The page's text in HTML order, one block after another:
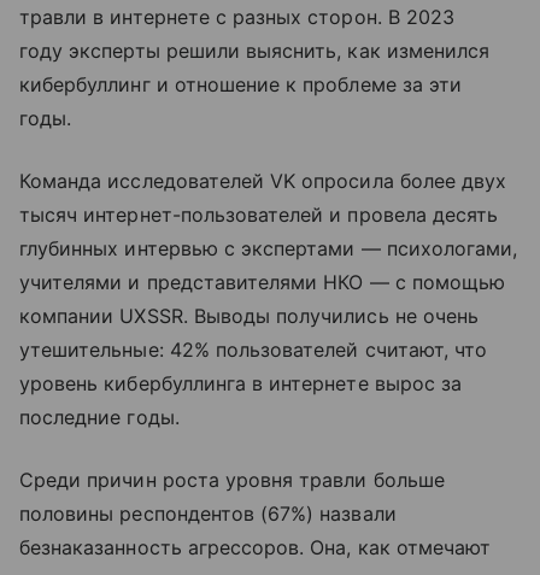
травли в интернете с разных сторон. В 2023
году эксперты решили выяснить, как изменился
кибербуллинг и отношение к проблеме за эти
годы.
Команда исследователей VK опросила более двух
тысяч интернет-пользователей и провела десять
глубинных интервью с экспертами — психологами,
учителями и представителями НКО — с помощью
компании UXSSR. Выводы получились не очень
утешительные: 42% пользователей считают, что
уровень кибербуллинга в интернете вырос за
последние годы.
Среди причин роста уровня травли больше
половины респондентов (67%) назвали
безнаказанность агрессоров. Она, как отмечают